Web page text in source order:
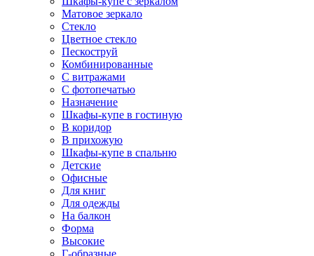
Матовое зеркало
Стекло
Цветное стекло
Пескоструй
Комбинированные
С витражами
С фотопечатью
Назначение
Шкафы-купе в гостиную
В коридор
В прихожую
Шкафы-купе в спальню
Детские
Офисные
Для книг
Для одежды
На балкон
Форма
Высокие
Г-образные